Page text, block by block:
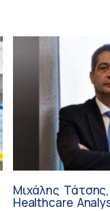
Μιχάλης
Healthcare